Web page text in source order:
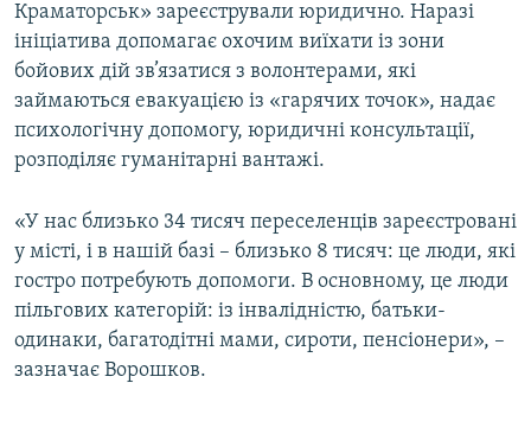
Краматорськ» зареєстрували юридично. Наразі
ініціатива допомагає охочим виїхати із зони
бойових дій зв’язатися з волонтерами, які
займаються евакуацією із «гарячих точок», надає
психологічну допомогу, юридичні консультації,
розподіляє гуманітарні вантажі.
«У нас близько 34 тисяч переселенців зареєстровані
у місті, і в нашій базі – близько 8 тисяч: це люди, які
гостро потребують допомоги. В основному, це люди
пільгових категорій: із інвалідністю, батьки-
одинаки, багатодітні мами, сироти, пенсіонери», –
зазначає Ворошков.